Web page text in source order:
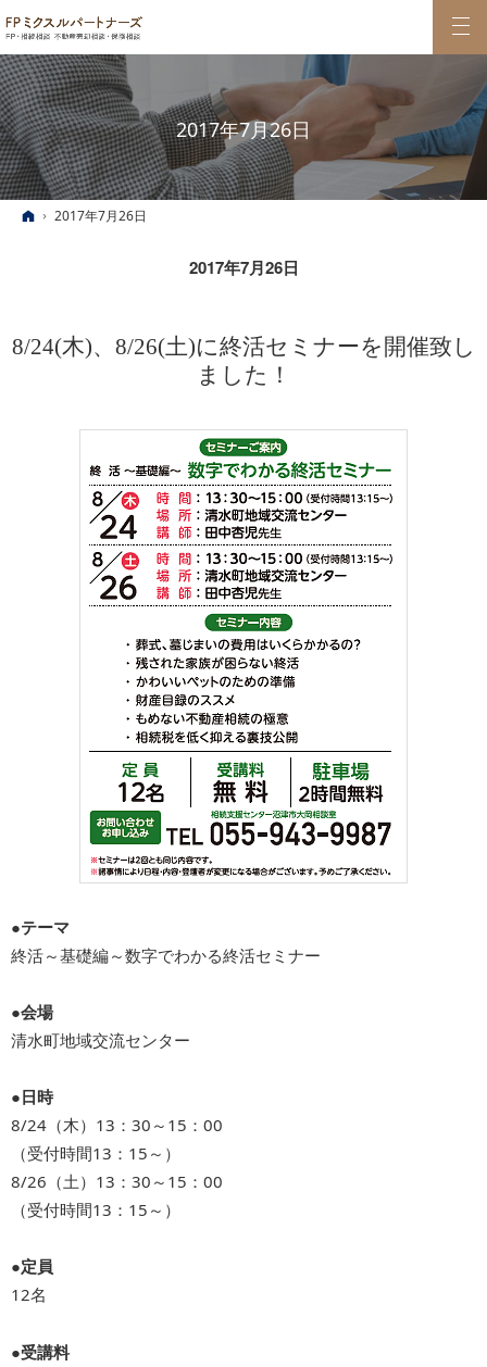
2017年7月26日
ホーム
2017年7月26日
2017年7月26日
8/24(木)、8/26(土)に終活セミナーを開催致し
ました！
●テーマ
終活～基礎編～数字でわかる終活セミナー
●会場
清水町地域交流センター
●日時
8/24（木）13：30～15：00
（受付時間13：15～）
8/26（土）13：30～15：00
（受付時間13：15～）
●定員
12名
●受講料